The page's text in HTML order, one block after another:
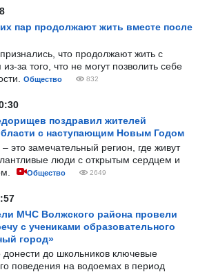
пар продолжают жить вместе после
что продолжают жить с
за того, что не могут позволить себе
Общество 832
поздравил жителей
с наступающим Новым Годом
это замечательный регион, где живут
люди с открытым сердцем и
Общество 2649
МЧС Волжского района провели
с учениками образовательного
город»
до школьников ключевые
поведения на водоемах в период